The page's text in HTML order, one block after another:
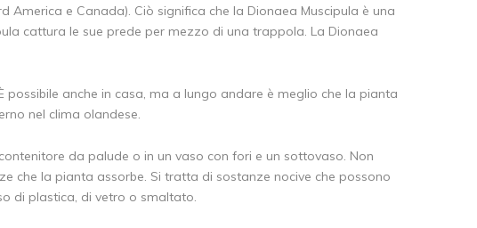
e Canada). Ciò significa che la Dionaea Muscipula è una
cattura le sue prede per mezzo di una trappola. La Dionaea
anche in casa, ma a lungo andare è meglio che la pianta
nel clima olandese.
da palude o in un vaso con fori e un sottovaso. Non
che la pianta assorbe. Si tratta di sostanze nocive che possono
di plastica, di vetro o smaltato.